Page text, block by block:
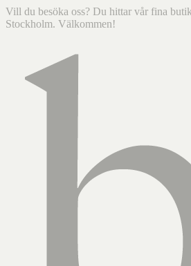
Vill du besöka oss? Du hittar vår fina
Stockholm. Välkommen!